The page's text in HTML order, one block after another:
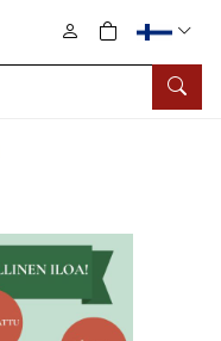
Hae
0
tuotetta